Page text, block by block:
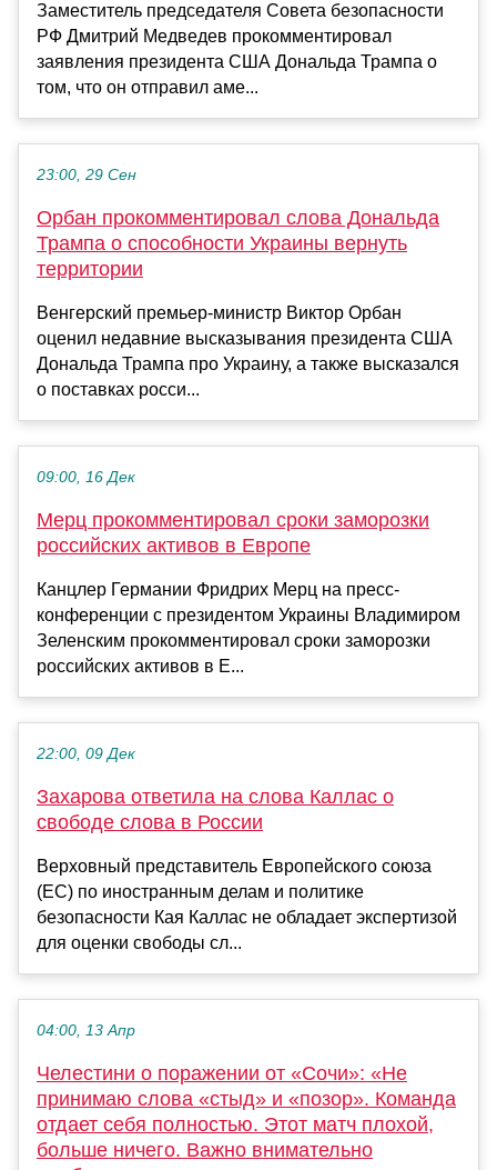
Заместитель председателя Совета безопасности
РФ Дмитрий Медведев прокомментировал
заявления президента США Дональда Трампа о
том, что он отправил аме...
23:00, 29 Сен
Орбан прокомментировал слова Дональда
Трампа о способности Украины вернуть
территории
Венгерский премьер-министр Виктор Орбан
оценил недавние высказывания президента США
Дональда Трампа про Украину, а также высказался
о поставках росси...
09:00, 16 Дек
Мерц прокомментировал сроки заморозки
российских активов в Европе
Канцлер Германии Фридрих Мерц на пресс-
конференции с президентом Украины Владимиром
Зеленским прокомментировал сроки заморозки
российских активов в Е...
22:00, 09 Дек
Захарова ответила на слова Каллас о
свободе слова в России
Верховный представитель Европейского союза
(ЕС) по иностранным делам и политике
безопасности Кая Каллас не обладает экспертизой
для оценки свободы сл...
04:00, 13 Апр
Челестини о поражении от «Сочи»: «Не
принимаю слова «стыд» и «позор». Команда
отдает себя полностью. Этот матч плохой,
больше ничего. Важно внимательно